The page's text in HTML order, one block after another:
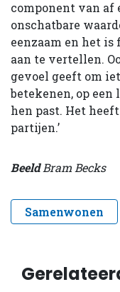
component van af
onschatbare
eenzaam en het
aan te vertellen.
gevoel geeft om
betekenen, op
hen past. Het
partijen.’
BeeldBram Becks
Samenwonen